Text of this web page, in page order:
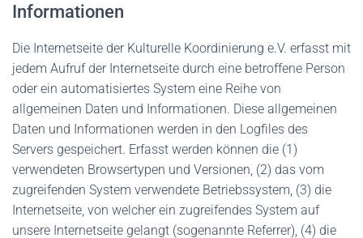
Informationen
Die Internetseite der Kulturelle Koordinierung e.V. erfasst mit
jedem Aufruf der Internetseite durch eine betroffene Person
oder ein automatisiertes System eine Reihe von
allgemeinen Daten und Informationen. Diese allgemeinen
Daten und Informationen werden in den Logfiles des
Servers gespeichert. Erfasst werden können die (1)
verwendeten Browsertypen und Versionen, (2) das vom
zugreifenden System verwendete Betriebssystem, (3) die
Internetseite, von welcher ein zugreifendes System auf
unsere Internetseite gelangt (sogenannte Referrer), (4) die